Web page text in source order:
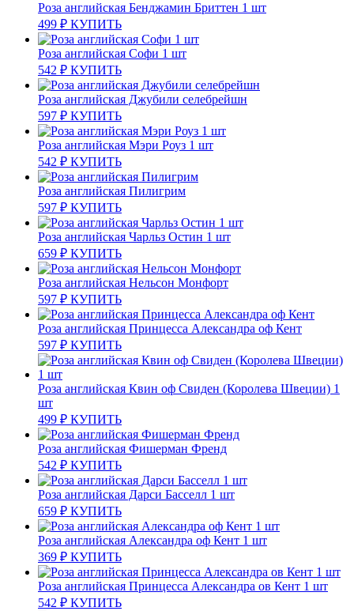
Роза английская Бенджамин Бриттен 1 шт
499 ₽ КУПИТЬ
Роза английская Софи 1 шт
542 ₽ КУПИТЬ
Роза английская Джубили селебрейшн
597 ₽ КУПИТЬ
Роза английская Мэри Роуз 1 шт
542 ₽ КУПИТЬ
Роза английская Пилигрим
597 ₽ КУПИТЬ
Роза английская Чарльз Остин 1 шт
659 ₽ КУПИТЬ
Роза английская Нельсон Монфорт
597 ₽ КУПИТЬ
Роза английская Принцесса Александра оф Кент
597 ₽ КУПИТЬ
Роза английская Квин оф Свиден (Королева Швеции) 1
шт
499 ₽ КУПИТЬ
Роза английская Фишерман Френд
542 ₽ КУПИТЬ
Роза английская Дарси Басселл 1 шт
659 ₽ КУПИТЬ
Роза английская Александра оф Кент 1 шт
369 ₽ КУПИТЬ
Роза английская Принцесса Александра ов Кент 1 шт
542 ₽ КУПИТЬ